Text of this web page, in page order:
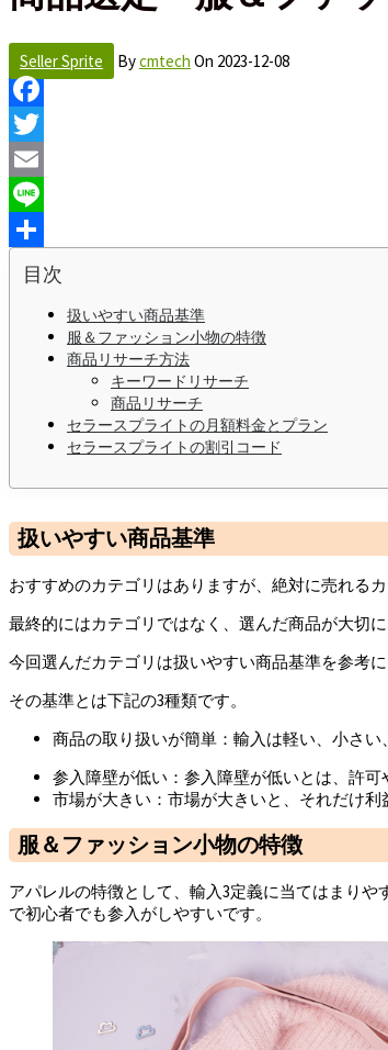
Seller Sprite Bycmtech On 2023-12-08
Facebook
Twitter
Email
Line
Share
目次
扱いやすい商品基準
服＆ファッション小物の特徴
商品リサーチ方法
キーワードリサーチ
商品リサーチ
セラースプライトの月額料金とプラン
セラースプライトの割引コード
扱いやすい商品基準
おすすめのカテゴリはありますが、絶対に売れる
最終的にはカテゴリではなく、選んだ商品が大切に
今回選んだカテゴリは扱いやすい商品基準を参考に
その基準とは下記の3種類です。
商品の取り扱いが簡単：輸入は軽い、小さ
参入障壁が低い：参入障壁が低いとは、許可
市場が大きい：市場が大きいと、それだけ
服＆ファッション小物の特徴
アパレルの特徴として、輸入3定義に当てはまり
で初心者でも参入がしやすいです。